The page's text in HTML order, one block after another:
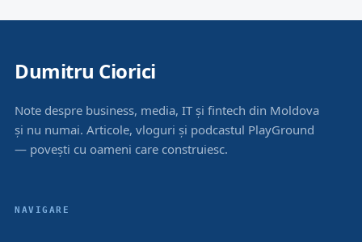
Dumitru Ciorici
Note despre business, media, IT și fintech din Moldova
și nu numai. Articole, vloguri și podcastul PlayGround
— povești cu oameni care construiesc.
NAVIGARE